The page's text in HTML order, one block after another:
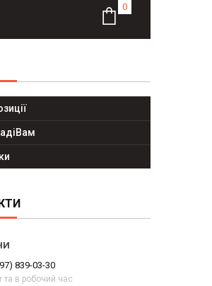
839-03-30
та в робочий час